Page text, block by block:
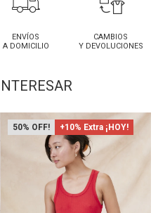
ENVÍOS
A DOMICILIO
CAMBIOS
Y DEVOLUCIONES
50 +10% Extra ¡HOY!